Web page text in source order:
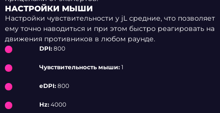
НАСТРОЙКИ МЫШИ
Настройки чувствительности у jL средние, что позволяет
ему точно наводиться и при этом быстро реагировать на
движения противников в любом раунде.
DPI: 800
Чувствительность мыши: 1
eDPI: 800
Hz: 4000